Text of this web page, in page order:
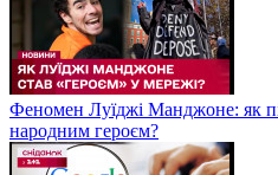
Феномен Луїджі Манджоне: як
народним героєм?